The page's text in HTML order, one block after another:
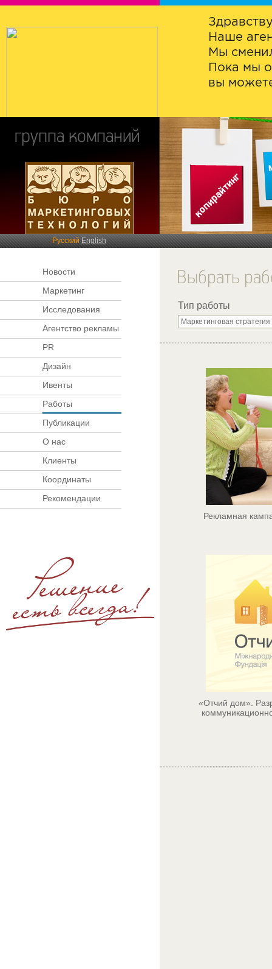
Наше
Мы
Пока мы
вы
РусскийEnglish
Новости
Маркетинг
Исследования
Агентство рекламы
PR
Дизайн
Ивенты
Работы
Публикации
О нас
Клиенты
Координаты
Рекомендации
Тип работы
Рекламная
«Отчий дом».